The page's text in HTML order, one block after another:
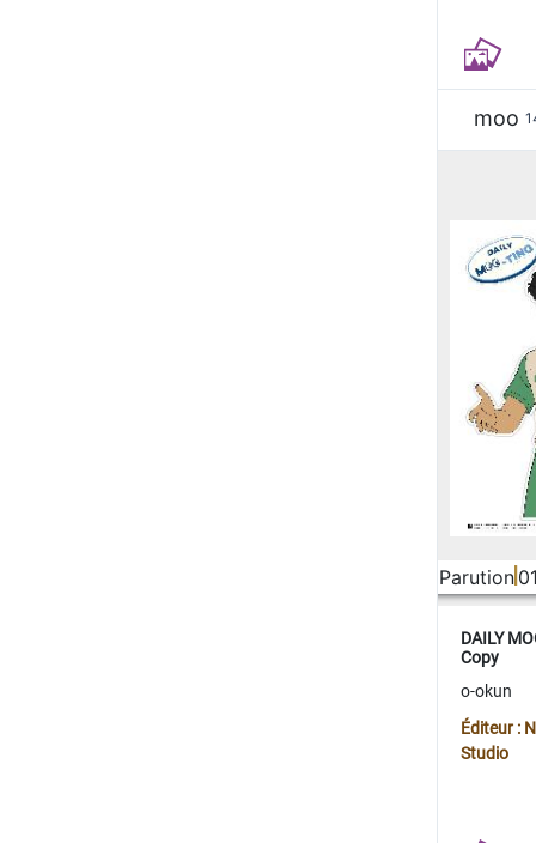
moo
Parution
DAILY
Copy
o-okun
Éditeur :
Studio